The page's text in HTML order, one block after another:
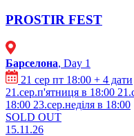
PROSTIR FEST
Барселона, Day 1
21 сер пт 18:00 + 4 дати
21.сер.п'ятниця в 18:00
18:00 23.сер.неділя в 18:00
SOLD OUT
15.11.26